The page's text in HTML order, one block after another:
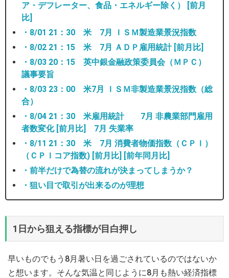
ア・デフレーター、食品・エネルギー除く） [前月
比]
・8/01 21：30 米 7月 ＩＳＭ製造業景況指数
・8/02 21：15 米 7月 ＡＤＰ雇用統計 [前月比]
・8/03 20：15 英中銀金融政策委員会（ＭＰＣ）
議事要旨
・8/03 23：00 米7月 ＩＳＭ非製造業景況指数（総
合）
・8/04 21：30 米雇用統計 7月 非農業部門雇用
者数変化 [前月比] 7月 失業率
・8/11 21：30 米 7月 消費者物価指数（ＣＰＩ）
（ＣＰＩコア指数) [前月比] [前年同月比]
・前半だけで為替の流れが決まってしまうか？
・狙い目で取引が出来るのが理想
1日から狙える指標が目白押し
早いものでもう8月暑い日を過ごされているのではないか
と想います。そんな気温と同じように8月も熱い経済指標